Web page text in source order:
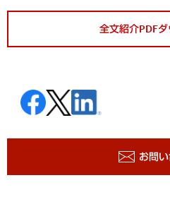
全文紹介PDF
お問